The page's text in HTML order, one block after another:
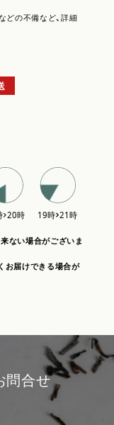
どの不備など、詳細
ない場合がございま
お届けできる場合が
問合せ